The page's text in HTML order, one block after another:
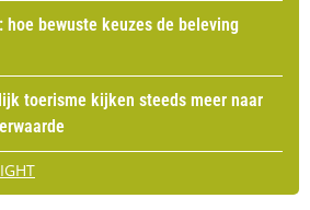
hoe bewuste keuzes de beleving
toerisme kijken steeds meer naar